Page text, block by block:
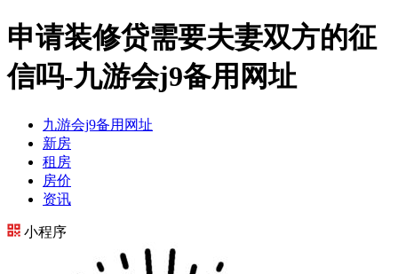
申请装修贷需要夫妻双方的征
信吗-九游会j9备用网址
九游会j9备用网址
新房
租房
房价
资讯
小程序